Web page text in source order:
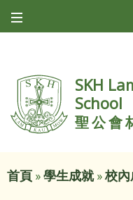
SKH
School
聖公會
首頁 »學生成就»校